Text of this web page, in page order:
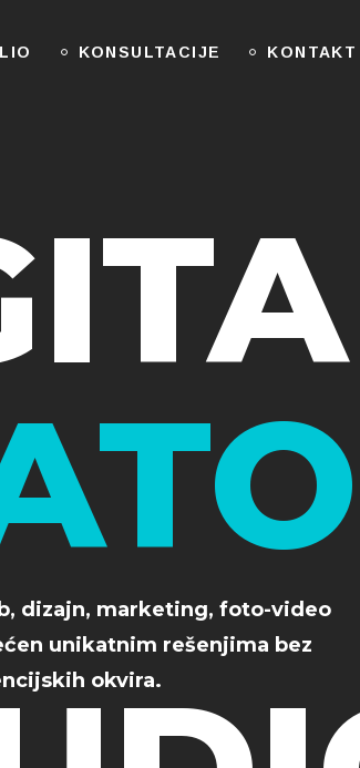
KONSULTACIJE KONTAKT
dizajn, marketing, foto-video
unikatnim rešenjima bez
okvira.